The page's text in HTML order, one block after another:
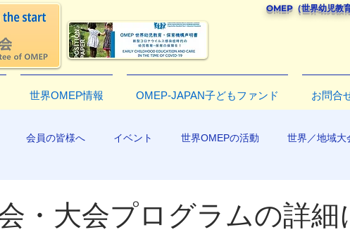
OMEP（世界幼児教
世界OMEP情報 OMEP-JAPAN子どもファンド お問合
会員の皆様へ イベント 世界OMEPの活動 世界／地域大
・大会プログラムの詳細